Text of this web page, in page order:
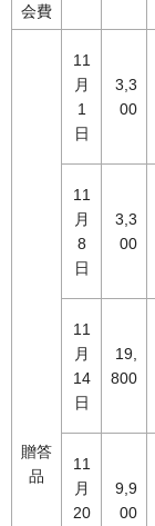
会費
贈答
品
11
月
1
日
3,3
00
11
月
8
日
3,3
00
11
月
14
日
19,
800
11
月
20
9,9
00